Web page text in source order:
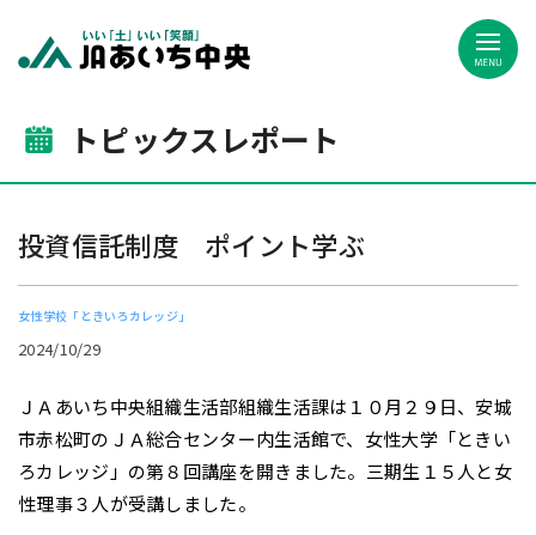
トピックスレポート
投資信託制度 ポイント学ぶ
女性学校「ときいろカレッジ」
2024/10/29
ＪＡあいち中央組織生活部組織生活課は１０月２９日、安城
市赤松町のＪＡ総合センター内生活館で、女性大学「ときい
ろカレッジ」の第８回講座を開きました。三期生１５人と女
性理事３人が受講しました。